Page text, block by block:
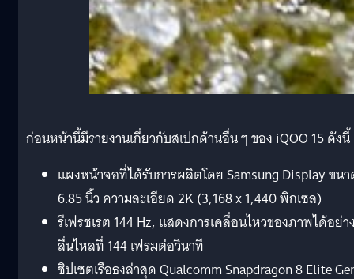
ก่อนหน้านี้มีรายงานเกี่ยวกับสเปกด้านอื่น ๆ ของ iQOO 15 ดังนี้
แผงหน้าจอที่ได้รับการผลิตโดย Samsung Display ขน
6.85 นิ้ว ความละเอียด 2K (3,168 x 1,440 พิกเซล)
รีเฟรชเรต 144 Hz, แสดงการเคลื่อนไหวของภาพได้อย่า
ลื่นไหลที่ 144 เฟรมต่อวินาที
ชิปเซตเรือธงล่าสุด Qualcomm Snapdragon 8 Elite